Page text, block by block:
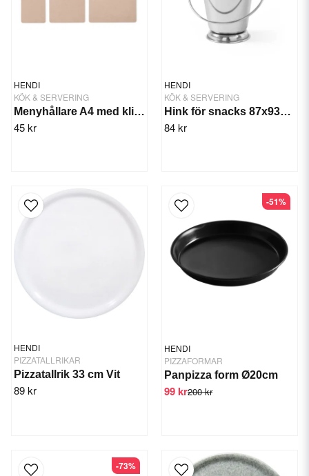
HENDI
KÖK & SERVERING
Menyhållare A4 med klipps
45 kr
HENDI
KÖK & SERVERING
Hink för snacks 87x93mm
84 kr
HENDI
PIZZATALLRIKAR
Pizzatallrik 33 cm Vit
89 kr
HENDI
PIZZAFORMAR
Panpizza form Ø20cm
200 kr
99 kr
-51%
-73%